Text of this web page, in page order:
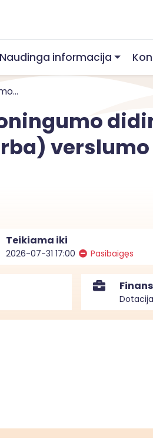
Naudinga informacija
Teikiama iki
2026-07-31 17:00 Pasibaigęs
Dotacija